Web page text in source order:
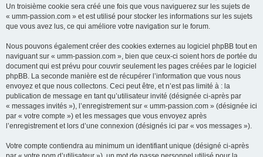
Un troisième cookie sera créé une fois que vous naviguerez sur les sujets de
« umm-passion.com » et est utilisé pour stocker les informations sur les sujets
que vous avez lus, ce qui améliore votre navigation sur le forum.
Nous pouvons également créer des cookies externes au logiciel phpBB tout en
naviguant sur « umm-passion.com », bien que ceux-ci soient hors de portée du
document qui est prévu pour couvrir seulement les pages créées par le logiciel
phpBB. La seconde manière est de récupérer l’information que vous nous
envoyez et que nous collectons. Ceci peut être, et n’est pas limité à : la
publication de message en tant qu’utilisateur invité (désignée ci-après par
« messages invités »), l’enregistrement sur « umm-passion.com » (désignée ici
par « votre compte ») et les messages que vous envoyez après
l’enregistrement et lors d’une connexion (désignés ici par « vos messages »).
Votre compte contiendra au minimum un identifiant unique (désigné ci-après